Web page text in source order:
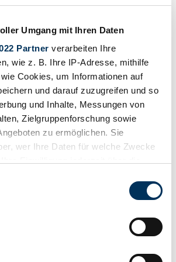
Umgang mit Ihren Daten
Partner verarbeiten Ihre
wie z. B. Ihre IP-Adresse, mithilfe
Cookies, um Informationen auf
und darauf zuzugreifen und so
und Inhalte, Messungen von
Zielgruppenforschung sowie
zu ermöglichen. Sie
wer Ihre Daten für welche Zwecke
oder widerrufen
über Ihre geografische Lage